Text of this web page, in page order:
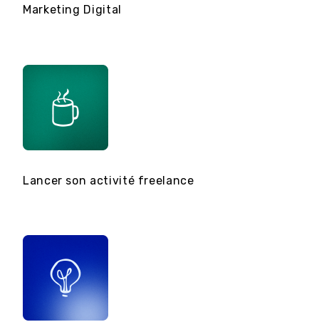
Marketing Digital
Lancer son activité freelance